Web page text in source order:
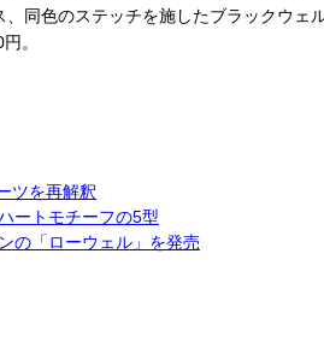
同⾊のステッチを施したブラックウ
。
ツを再解釈
ートモチーフの5型
の「ローウェル」を発売